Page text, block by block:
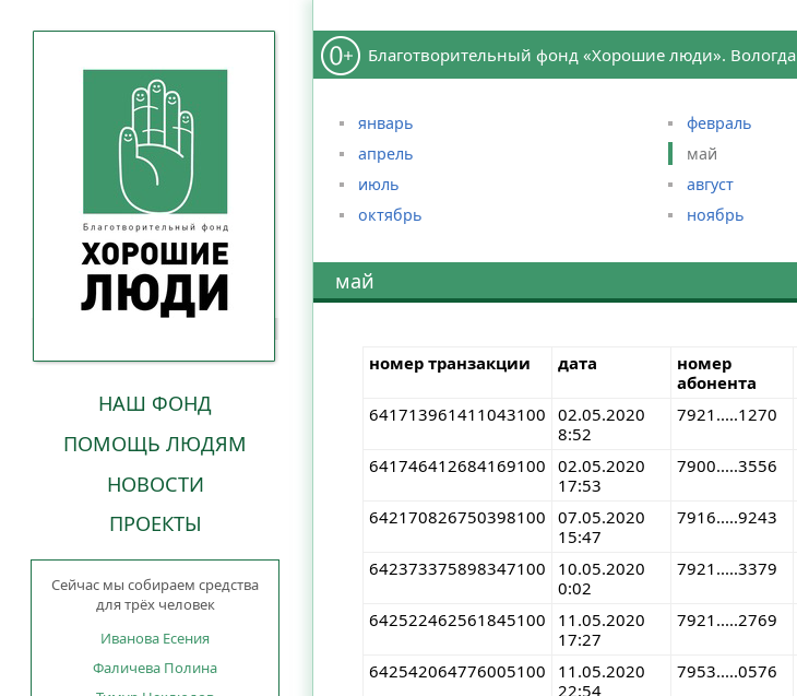
НАШ ФОНД
ПОМОЩЬ ЛЮДЯМ
НОВОСТИ
ПРОЕКТЫ
Сейчас мы собираем средства
для трёх человек
Иванова Есения
Фаличева Полина
Благотворительный фонд «Хорошие люди». Вологда
январь февраль
апрель
май
июль
август
октябрь
ноябрь
май
номер транзакции дата
номер
абонента
641713961411043100 02.05.2020
8:52
7921.....1270
641746412684169100 02.05.2020
17:53
7900.....3556
642170826750398100 07.05.2020
15:47
7916.....9243
642373375898347100
10.05.2020
0:02
7921.....3379
642522462561845100
11.05.2020
17:27
7921.....2769
642542064776005100
11.05.2020
22:54
7953.....0576